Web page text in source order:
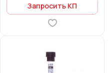
Запросить КП